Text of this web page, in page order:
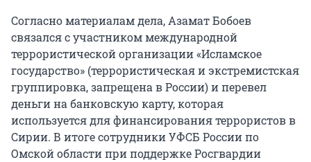
Согласно материалам дела, Азамат Бобоев
связался с участником международной
террористической организации «Исламское
государство» (террористическая и экстремистская
группировка, запрещена в России) и перевел
деньги на банковскую карту, которая
используется для финансирования террористов в
Сирии. В итоге сотрудники УФСБ России по
Омской области при поддержке Росгвардии